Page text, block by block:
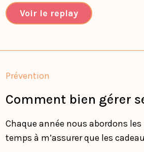
Voir le replay
Prévention
Comment bien gérer
Chaque année nous abordons
temps à m’assurer que les